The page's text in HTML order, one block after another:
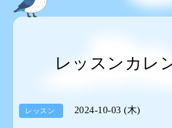
レッスンカレ
レッスン 2024-10-03 (木)